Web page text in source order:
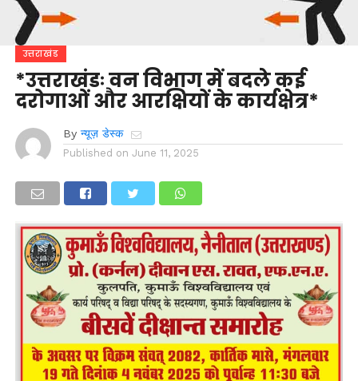
उत्तराखंड
*उत्तराखंडः वन विभाग में बदले कई
दरोगाओं और आरक्षियों के कार्यक्षेत्र*
By न्यूज़ डेस्क
Published on June 11, 2025